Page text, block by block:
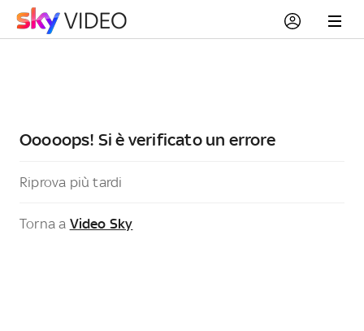
Ooooops! Si è verificato un errore
Riprova più tardi
Torna a Video Sky